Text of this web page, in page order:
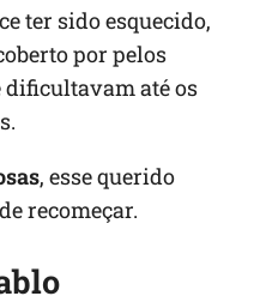
ter sido esquecido,
por pelos
dificultavam até os
, esse querido
recomeçar.